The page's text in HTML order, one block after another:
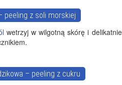
peeling z soli morskiej
wetrzyj w wilgotną skórę i
– peeling z cukru